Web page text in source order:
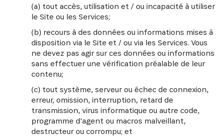
(a) tout accès, utilisation et / ou incapacité à utiliser
le Site ou les Services;
(b) recours à des données ou informations mises à
disposition via le Site et / ou via les Services. Vous
ne devez pas agir sur ces données ou informations
sans effectuer une vérification préalable de leur
contenu;
(c) tout système, serveur ou échec de connexion,
erreur, omission, interruption, retard de
transmission, virus informatique ou autre code,
programme d’agent ou macros malveillant,
destructeur ou corrompu; et